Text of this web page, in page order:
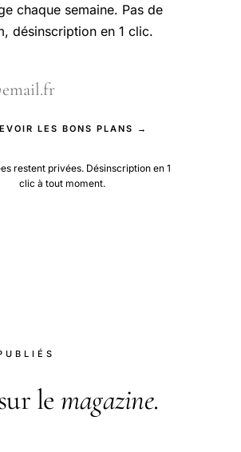
chaque semaine. Pas de
désinscription en 1 clic.
LES BONS PLANS →
restent privées. Désinscription en 1
clic à tout moment.
le magazine.